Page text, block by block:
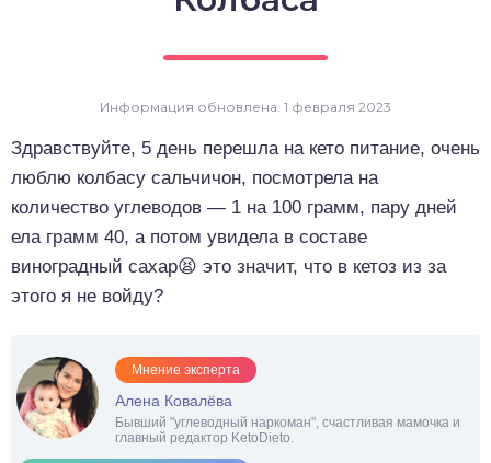
Информация обновлена: 1 февраля 2023
Здравствуйте, 5 день перешла на кето питание, очень
люблю колбасу сальчичон, посмотрела на
количество углеводов — 1 на 100 грамм, пару дней
ела грамм 40, а потом увидела в составе
виноградный сахар😫 это значит, что в кетоз из за
этого я не войду?
Мнение эксперта
Алена Ковалёва
Бывший "углеводный наркоман", счастливая мамочка и
главный редактор KetoDieto.
напитки